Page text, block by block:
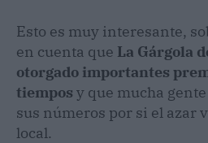
Esto es muy interesante,
en cuenta que La Gárgola
otorgado importantes
tiempos y que mucha
sus números por si el azar
local.